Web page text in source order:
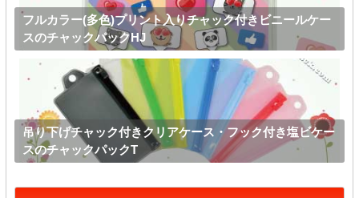
フルカラー(多色)プリント入りチャック付きビニールケー
スのチャックパックHJ
吊り下げチャック付きクリアケース・フック付き塩ビケー
スのチャックパックT